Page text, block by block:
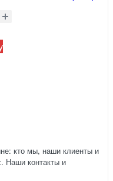
кто мы, наши клиенты и
Наши контакты и